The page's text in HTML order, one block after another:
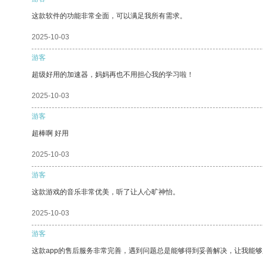
这款软件的功能非常全面，可以满足我所有需求。
2025-10-03
游客
超级好用的加速器，妈妈再也不用担心我的学习啦！
2025-10-03
游客
超棒啊 好用
2025-10-03
游客
这款游戏的音乐非常优美，听了让人心旷神怡。
2025-10-03
游客
这款app的售后服务非常完善，遇到问题总是能够得到妥善解决，让我能够